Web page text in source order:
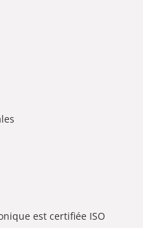
est certifiée ISO